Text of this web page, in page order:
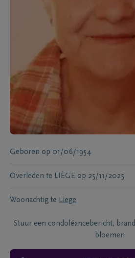
Geboren op 01/06/1954
Overleden te LIÈGE op 25/11/2025
Woonachtig te Liege
Stuur een condoléancebericht,
bloemen